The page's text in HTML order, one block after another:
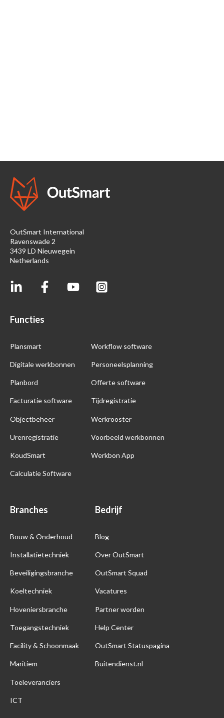
OutSmart International
Ravenswade 2
3439 LD Nieuwegein
Netherlands
Functies
Plansmart
Digitale werkbonnen
Planbord
Facturatie software
Objectbeheer
Urenregistratie
KoudSmart
Calculatie Software
Workflow software
Personeelsplanning
Offerte software
Tijdregistratie
Werkrooster
Voorbeeld werkbonnen
Werkbon App
Branches
Bouw & Onderhoud
Installatietechniek
Beveiligingsbranche
Koeltechniek
Hoveniersbranche
Toegangstechniek
Facility & Schoonmaak
Maritiem
Toeleveranciers
ICT
Bedrijf
Blog
Over OutSmart
OutSmart Squad
Vacatures
Partner worden
Help Center
OutSmart Statuspagina
Buitendienst.nl